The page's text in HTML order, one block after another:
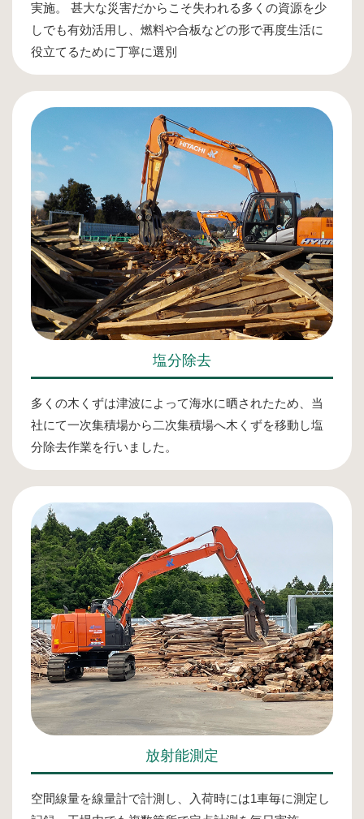
実施。 甚大な災害だからこそ失われる多くの資源を少
しでも有効活用し、燃料や合板などの形で再度生活に
役立てるために丁寧に選別
塩分除去
多くの木くずは津波によって海水に晒されたため、当
社にて一次集積場から二次集積場へ木くずを移動し塩
分除去作業を行いました。
放射能測定
空間線量を線量計で計測し、入荷時には1車毎に測定し